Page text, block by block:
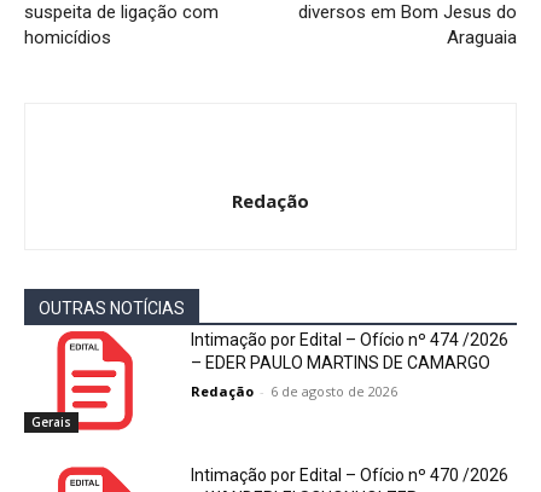
suspeita de ligação com
homicídios
diversos em Bom Jesus do
Araguaia
Redação
OUTRAS NOTÍCIAS
Gerais
Intimação por Edital – Ofício nº 474 /2026
– EDER PAULO MARTINS DE CAMARGO
Redação - 6 de agosto de 2026
Intimação por Edital – Ofício nº 470 /2026